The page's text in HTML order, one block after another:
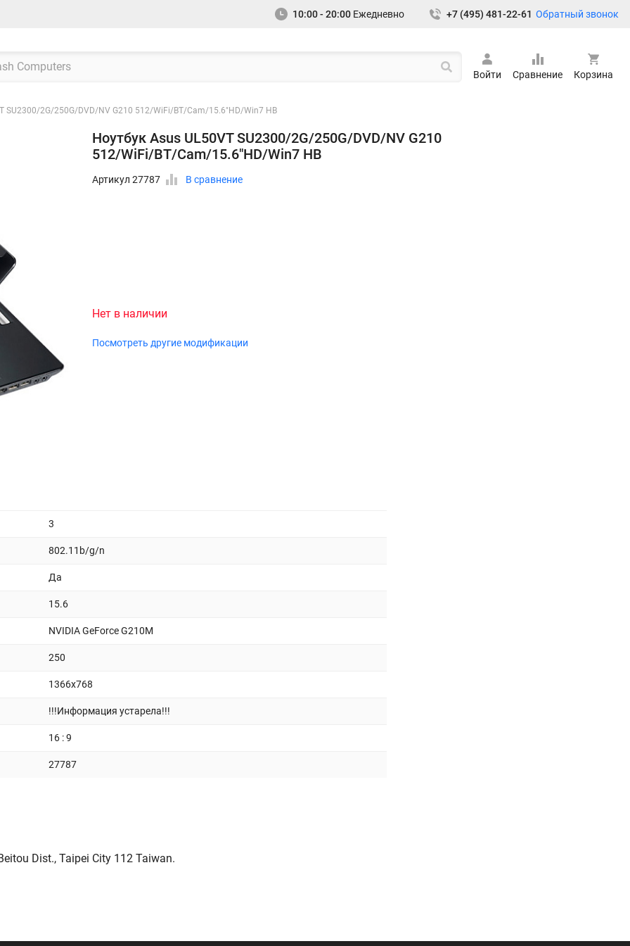
10:00 - 20:00 Ежедневно +7 (495) 481-22-61 Обратный звонок
Войти Сравнение Корзина
SU2300/2G/250G/DVD/NV G210 512/WiFi/BT/Cam/15.6"HD/Win7 HB
Ноутбук Asus UL50VT SU2300/2G/250G/DVD/NV G210
512/WiFi/BT/Cam/15.6"HD/Win7 HB
Артикул 27787 В сравнение
Нет в наличии
Посмотреть другие модификации
3
802.11b/g/n
Да
15.6
NVIDIA GeForce G210M
250
1366x768
!!!Информация устарела!!!
16 : 9
27787
Dist., Taipei City 112 Taiwan.